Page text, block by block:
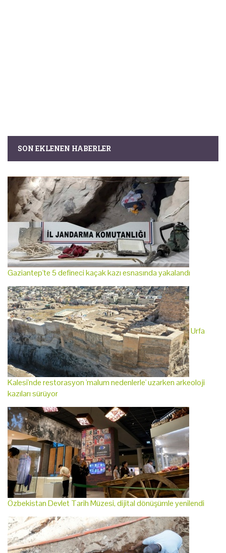
SON EKLENEN HABERLER
Gaziantep'te 5 defineci kaçak kazı esnasında yakalandı
Urfa
Kalesi'nde restorasyon 'malum nedenlerle' uzarken arkeoloji
kazıları sürüyor
Özbekistan Devlet Tarih Müzesi, dijital dönüşümle yenilendi